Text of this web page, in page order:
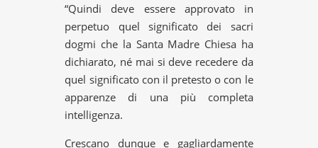
“Quindi deve essere approvato in
perpetuo quel significato dei sacri
dogmi che la Santa Madre Chiesa ha
dichiarato, né mai si deve recedere da
quel significato con il pretesto o con le
apparenze di una più completa
intelligenza.
Crescano dunque e gagliardamente